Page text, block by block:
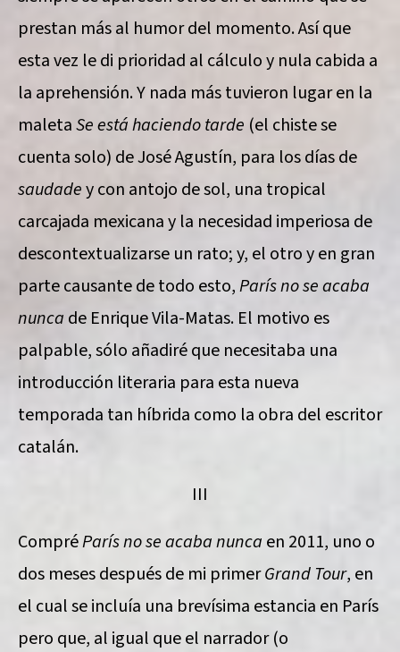
prestan más al humor del momento. Así que
esta vez le di prioridad al cálculo y nula cabida a
la aprehensión. Y nada más tuvieron lugar en la
maletaSe está haciendo tarde (el chiste se
cuenta solo) de José Agustín, para los días de
saudadey con antojo de sol, una tropical
carcajada mexicana y la necesidad imperiosa de
descontextualizarse un rato; y, el otro y en gran
parte causante de todo esto,París no se acaba
nunca de Enrique Vila-Matas. El motivo es
palpable, sólo añadiré que necesitaba una
introducción literaria para esta nueva
temporada tan híbrida como la obra del escritor
catalán.
III
CompréParís no se acaba nunca en 2011, uno o
dos meses después de mi primerGrand Tour, en
el cual se incluía una brevísima estancia en París
pero que, al igual que el narrador (o